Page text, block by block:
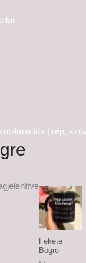
(kép,
Fekete
Bögre
-